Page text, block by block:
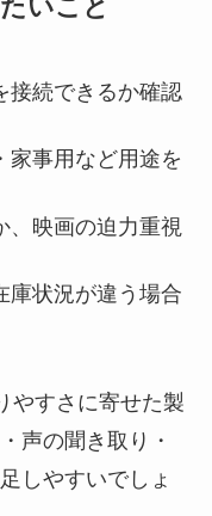
いこと
接続できるか確認
家事用など用途を
、映画の迫力重視
庫状況が違う場合
やすさに寄せた製
声の聞き取り・
しやすいでしょ